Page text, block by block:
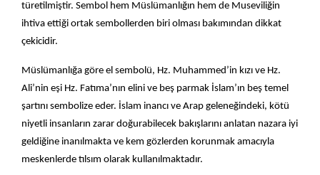
türetilmiştir. Sembol hem Müslümanlığın hem de Museviliğin
ihtiva ettiği ortak sembollerden biri olması bakımından dikkat
çekicidir.
Müslümanlığa göre el sembolü, Hz. Muhammed’in kızı ve Hz.
Ali’nin eşi Hz. Fatıma’nın elini ve beş parmak İslam’ın beş temel
şartını sembolize eder. İslam inancı ve Arap geleneğindeki, kötü
niyetli insanların zarar doğurabilecek bakışlarını anlatan nazara iyi
geldiğine inanılmakta ve kem gözlerden korunmak amacıyla
meskenlerde tılsım olarak kullanılmaktadır.